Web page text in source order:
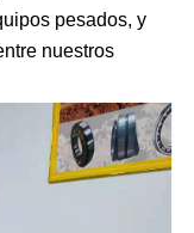
pesados, y
nuestros